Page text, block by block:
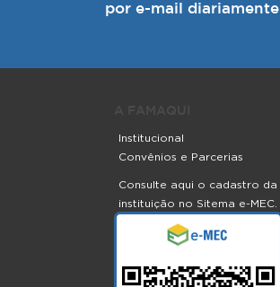
por e-mail diariamente
Institucional
Convênios e Parcerias
Consulte aqui o cadastro da
instituição no Sitema e-MEC.